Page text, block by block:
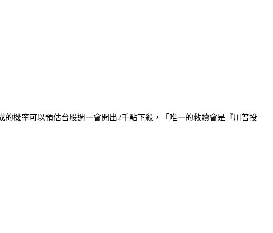
機率可以預估台股週一會開出2千點下殺，「唯一的救贖會是『川普投